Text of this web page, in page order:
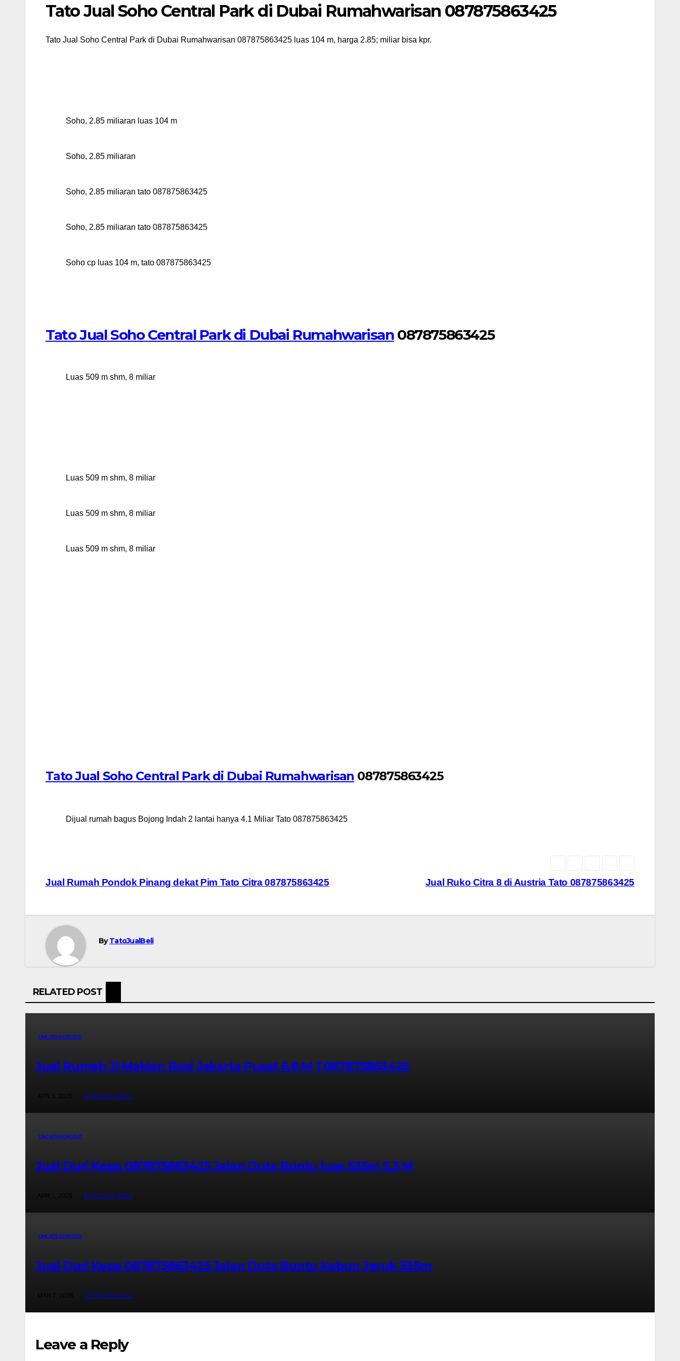
Tato Jual Soho Central Park di Dubai Rumahwarisan 087875863425
Tato Jual Soho Central Park di Dubai Rumahwarisan 087875863425 luas 104 m, harga 2.85; miliar bisa kpr.
Soho, 2.85 miliaran luas 104 m
Soho, 2.85 miliaran
Soho, 2.85 miliaran tato 087875863425
Soho, 2.85 miliaran tato 087875863425
Soho cp luas 104 m, tato 087875863425
Tato Jual Soho Central Park di Dubai Rumahwarisan087875863425
Luas 509 m shm, 8 miliar
Luas 509 m shm, 8 miliar
Luas 509 m shm, 8 miliar
Luas 509 m shm, 8 miliar
Tato Jual Soho Central Park di Dubai Rumahwarisan 087875863425
Dijual rumah bagus Bojong Indah 2 lantai hanya 4.1 Miliar Tato 087875863425
Post
Jual Ruko Citra 8 di Austria Tato 087875863425
Jual Rumah Pondok Pinang dekat Pim Tato Citra 087875863425
ByTatoJualBeli
RELATED POST
UNCATEGORIZED
Jual Rumah Jl Makian Roxi Jakarta Pusat 6.8 M T087875863425
TATOJUALBELI
UNCATEGORIZED
Jual Duri Kepa 087875863425 Jalan Duta Buntu luas 535m 5.3 M
TATOJUALBELI
UNCATEGORIZED
Jual Duri Kepa 087875863425 Jalan Duta Buntu Kebun Jeruk 535m
TATOJUALBELI
Leave a Reply